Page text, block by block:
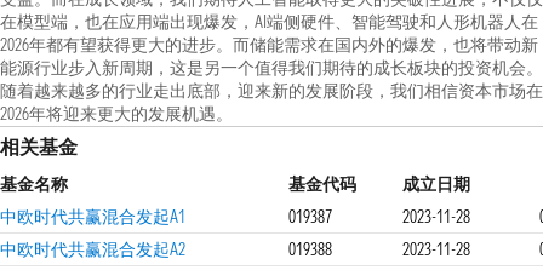
在模型端，也在应用端出现爆发，AI端侧硬件、智能驾驶和人形机器人在
2026年都有望获得更大的进步。而储能需求在国内外的爆发，也将带动新
能源行业步入新周期，这是另一个值得我们期待的成长板块的投资机会。
随着越来越多的行业走出底部，迎来新的发展阶段，我们相信资本市场在
2026年将迎来更大的发展机遇。
相关基金
基金名称 基金代码
成立日期
中欧时代共赢混合发起A1
019387 2023-11-28
中欧时代共赢混合发起A2
019388 2023-11-28